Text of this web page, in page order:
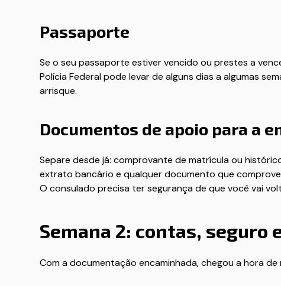
Passaporte
Se o seu passaporte estiver vencido ou prestes a
Polícia Federal pode levar de alguns dias a algumas
arrisque.
Documentos de apoio para a
Separe desde já: comprovante de matrícula ou
extrato bancário e qualquer documento que
O consulado precisa ter segurança de que você vai
Semana 2: contas,
Com a documentação encaminhada, chegou a hora